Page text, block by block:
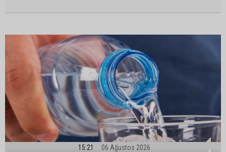
15:21 06 Ağustos 2026